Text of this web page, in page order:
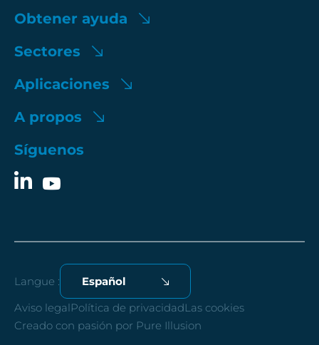
Obtener ayuda
Sectores
Aplicaciones
A propos
Síguenos
Creado con pasión por Pure Illusion
Aviso legalPolítica de privacidadLas cookies
Langue : Español